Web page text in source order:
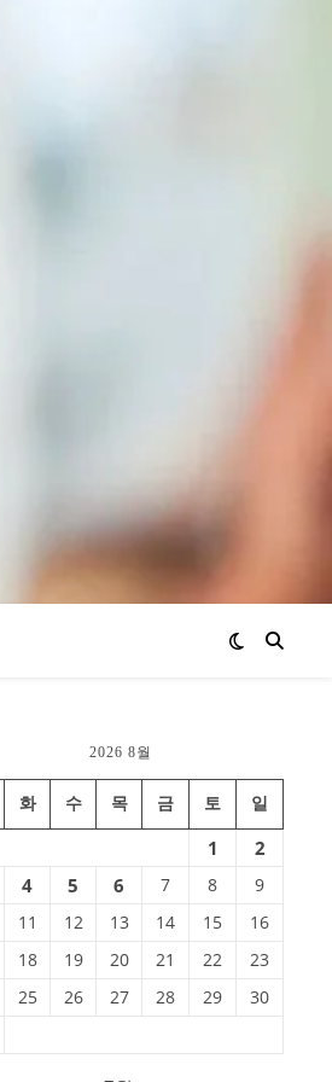
2026 8월
화 수 목 금 토 일
1 2
4 5 6 7 8
9
11 12 13 14 15
16
18 19 20 21 22
23
25 26 27 28 29
30